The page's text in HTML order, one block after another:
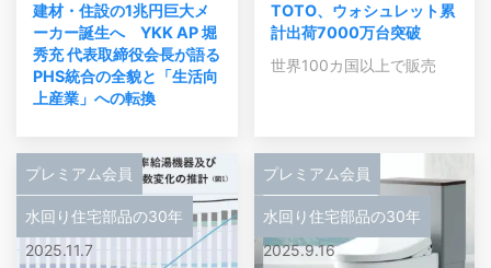
建材・住設の1兆円巨大メ
ーカー誕生へ YKK AP 堀
秀充 代表取締役会長が語る
PHS統合の全貌と「生活向
上産業」への転換
TOTO、ウォシュレット累
計出荷7000万台突破
世界100カ国以上で販売
プレミアム会員
水回り住宅部品の30年
2025.11.7
プレミアム会員
水回り住宅部品の30年
2025.9.16